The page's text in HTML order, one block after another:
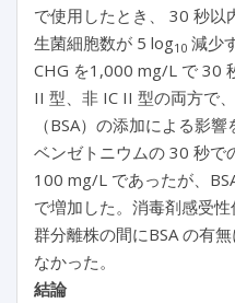
で使用したとき、 30 秒以
生菌細胞数が 5 log10 減少
CHG を1,000 mg/L で 30
II 型、非 IC II 型の両方で
（BSA）の添加による影
ベンゼトニウムの 30 秒で
100 mg/L であったが、
で増加した。消毒剤感受
群分離株の間にBSA の有
なかった。
結論